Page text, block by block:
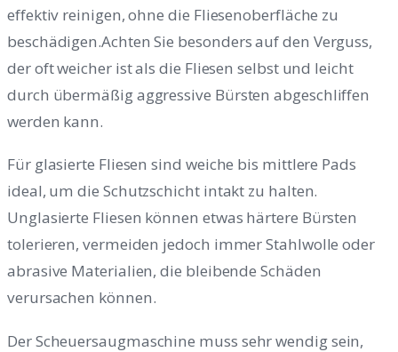
effektiv reinigen, ohne die Fliesenoberfläche zu
beschädigen.Achten Sie besonders auf den Verguss,
der oft weicher ist als die Fliesen selbst und leicht
durch übermäßig aggressive Bürsten abgeschliffen
werden kann.
Für glasierte Fliesen sind weiche bis mittlere Pads
ideal, um die Schutzschicht intakt zu halten.
Unglasierte Fliesen können etwas härtere Bürsten
tolerieren, vermeiden jedoch immer Stahlwolle oder
abrasive Materialien, die bleibende Schäden
verursachen können.
Der Scheuersaugmaschine muss sehr wendig sein,